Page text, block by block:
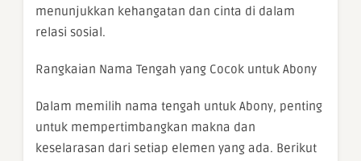
menunjukkan kehangatan dan cinta di dalam
relasi sosial.
Rangkaian Nama Tengah yang Cocok untuk Abony
Dalam memilih nama tengah untuk Abony, penting
untuk mempertimbangkan makna dan
keselarasan dari setiap elemen yang ada. Berikut